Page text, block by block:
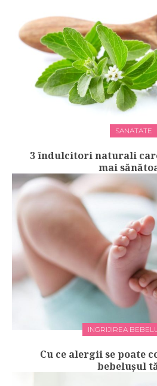
SANATATE
3 îndulcitori naturali
mai
INGRIJIREA
Cu ce alergii se poate
bebelușul